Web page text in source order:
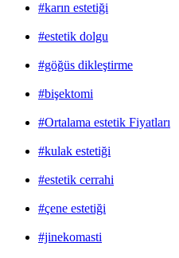
#karın estetiği
#estetik dolgu
#göğüs dikleştirme
#bişektomi
#Ortalama estetik Fiyatları
#kulak estetiği
#estetik cerrahi
#çene estetiği
#jinekomasti